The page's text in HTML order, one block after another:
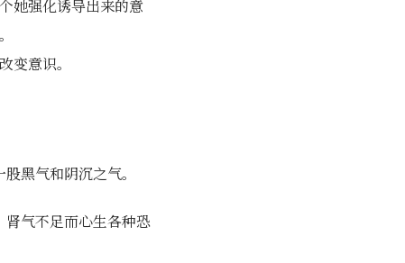
她强化诱导出来的意
意识。
黑气和阴沉之气。
气不足而心生各种恐